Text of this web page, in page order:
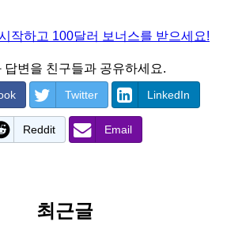
작하고 100달러 보너스를 받으세요!
답변을 친구들과 공유하세요.
Twitter LinkedIn
Reddit Email
최근글